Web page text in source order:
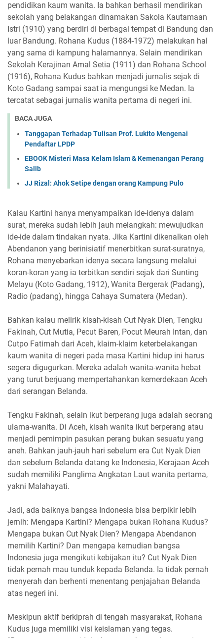
pendidikan kaum wanita. Ia bahkan berhasil mendirikan
sekolah yang belakangan dinamakan Sakola Kautamaan
Istri (1910) yang berdiri di berbagai tempat di Bandung dan
luar Bandung. Rohana Kudus (1884-1972) melakukan hal
yang sama di kampung halamannya. Selain mendirikan
Sekolah Kerajinan Amal Setia (1911) dan Rohana School
(1916), Rohana Kudus bahkan menjadi jurnalis sejak di
Koto Gadang sampai saat ia mengungsi ke Medan. Ia
tercatat sebagai jurnalis wanita pertama di negeri ini.
BACA JUGA
Tanggapan Terhadap Tulisan Prof. Lukito Mengenai
Pendaftar LPDP
EBOOK Misteri Masa Kelam Islam & Kemenangan Perang
Salib
JJ Rizal: Ahok Setipe dengan orang Kampung Pulo
Kalau Kartini hanya menyampaikan ide-idenya dalam
surat, mereka sudah lebih jauh melangkah: mewujudkan
ide-ide dalam tindakan nyata. Jika Kartini dikenalkan oleh
Abendanon yang berinisiatif menerbitkan surat-suratnya,
Rohana menyebarkan idenya secara langsung melalui
koran-koran yang ia terbitkan sendiri sejak dari Sunting
Melayu (Koto Gadang, 1912), Wanita Bergerak (Padang),
Radio (padang), hingga Cahaya Sumatera (Medan).
Bahkan kalau melirik kisah-kisah Cut Nyak Dien, Tengku
Fakinah, Cut Mutia, Pecut Baren, Pocut Meurah Intan, dan
Cutpo Fatimah dari Aceh, klaim-klaim keterbelakangan
kaum wanita di negeri pada masa Kartini hidup ini harus
segera digugurkan. Mereka adalah wanita-wanita hebat
yang turut berjuang mempertahankan kemerdekaan Aceh
dari serangan Belanda.
Tengku Fakinah, selain ikut berperang juga adalah seorang
ulama-wanita. Di Aceh, kisah wanita ikut berperang atau
menjadi pemimpin pasukan perang bukan sesuatu yang
aneh. Bahkan jauh-jauh hari sebelum era Cut Nyak Dien
dan sebelum Belanda datang ke Indonesia, Kerajaan Aceh
sudah memiliki Panglima Angkatan Laut wanita pertama,
yakni Malahayati.
Jadi, ada baiknya bangsa Indonesia bisa berpikir lebih
jernih: Mengapa Kartini? Mengapa bukan Rohana Kudus?
Mengapa bukan Cut Nyak Dien? Mengapa Abendanon
memilih Kartini? Dan mengapa kemudian bangsa
Indonesia juga mengikuti kebijakan itu? Cut Nyak Dien
tidak pernah mau tunduk kepada Belanda. Ia tidak pernah
menyerah dan berhenti menentang penjajahan Belanda
atas negeri ini.
Meskipun aktif berkiprah di tengah masyarakat, Rohana
Kudus juga memiliki visi keislaman yang tegas.